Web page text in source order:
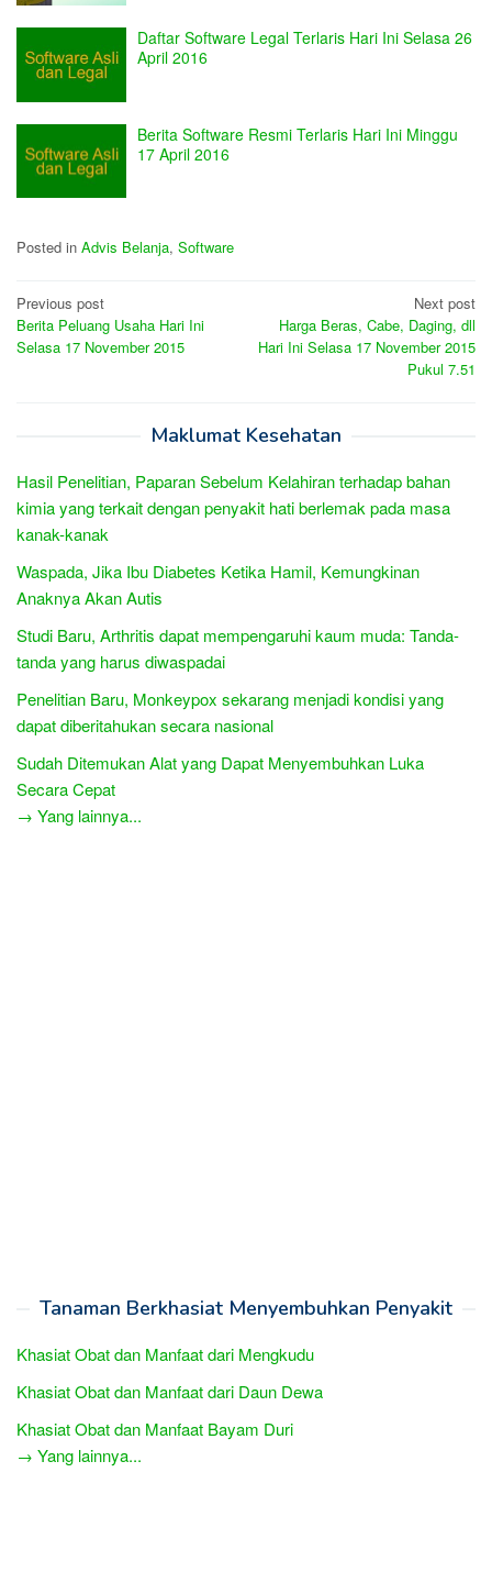
Daftar Software Legal Terlaris Hari Ini Selasa 26
April 2016
Berita Software Resmi Terlaris Hari Ini Minggu
17 April 2016
Posted in Advis Belanja, Software
Post
navigation
Previous post
Berita Peluang Usaha Hari Ini
Selasa 17 November 2015
Next post
Harga Beras, Cabe, Daging, dll
Hari Ini Selasa 17 November 2015
Pukul 7.51
Maklumat Kesehatan
Hasil Penelitian, Paparan Sebelum Kelahiran terhadap bahan
kimia yang terkait dengan penyakit hati berlemak pada masa
kanak-kanak
Waspada, Jika Ibu Diabetes Ketika Hamil, Kemungkinan
Anaknya Akan Autis
Studi Baru, Arthritis dapat mempengaruhi kaum muda: Tanda-
tanda yang harus diwaspadai
Penelitian Baru, Monkeypox sekarang menjadi kondisi yang
dapat diberitahukan secara nasional
Sudah Ditemukan Alat yang Dapat Menyembuhkan Luka
Secara Cepat
→ Yang lainnya...
Tanaman Berkhasiat Menyembuhkan Penyakit
Khasiat Obat dan Manfaat dari Mengkudu
Khasiat Obat dan Manfaat dari Daun Dewa
Khasiat Obat dan Manfaat Bayam Duri
→ Yang lainnya...